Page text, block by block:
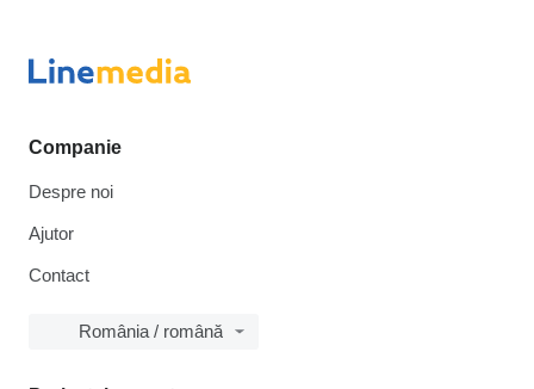
Companie
Despre noi
Ajutor
Contact
România / română